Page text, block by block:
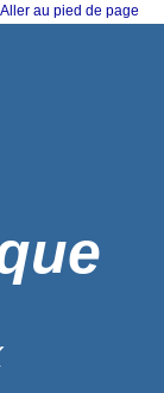
Aller au pied de page